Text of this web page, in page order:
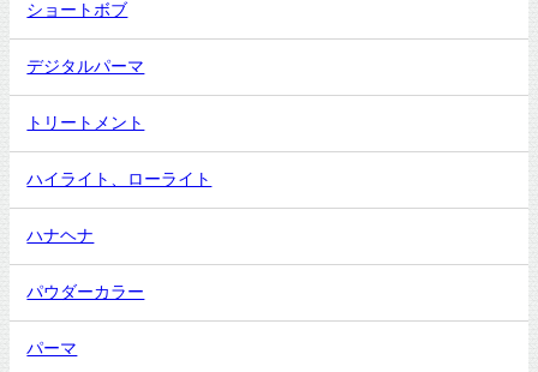
ショートボブ
デジタルパーマ
トリートメント
ハイライト、ローライト
ハナヘナ
パウダーカラー
パーマ